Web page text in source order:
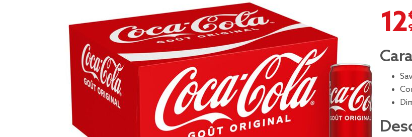
12,99 €